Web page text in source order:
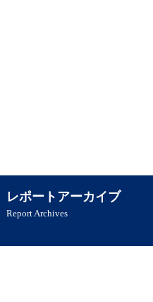
レポートアーカイブ
Report Archives